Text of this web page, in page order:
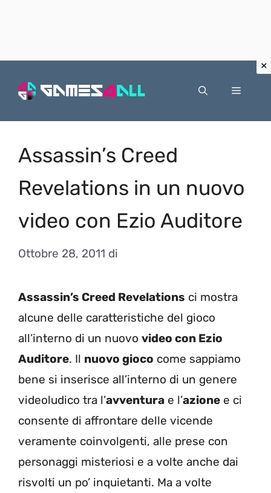
Menu
Assassin’s Creed
Revelations in un nuovo
video con Ezio Auditore
Ottobre 28, 2011 di
Assassin’s Creed Revelations ci mostra
alcune delle caratteristiche del gioco
all’interno di un nuovo video con Ezio
Auditore. Il nuovo gioco come sappiamo
bene si inserisce all’interno di un genere
videoludico tra l’avventura e l’azione e ci
consente di affrontare delle vicende
veramente coinvolgenti, alle prese con
personaggi misteriosi e a volte anche dai
risvolti un po’ inquietanti. Ma a volte